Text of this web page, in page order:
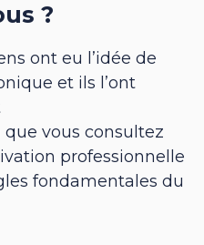
?
ont eu l’idée de
et ils l’ont
vous consultez
professionnelle
fondamentales du